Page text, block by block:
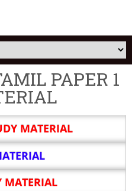
PAPER 1
MATERIAL
MATERIAL